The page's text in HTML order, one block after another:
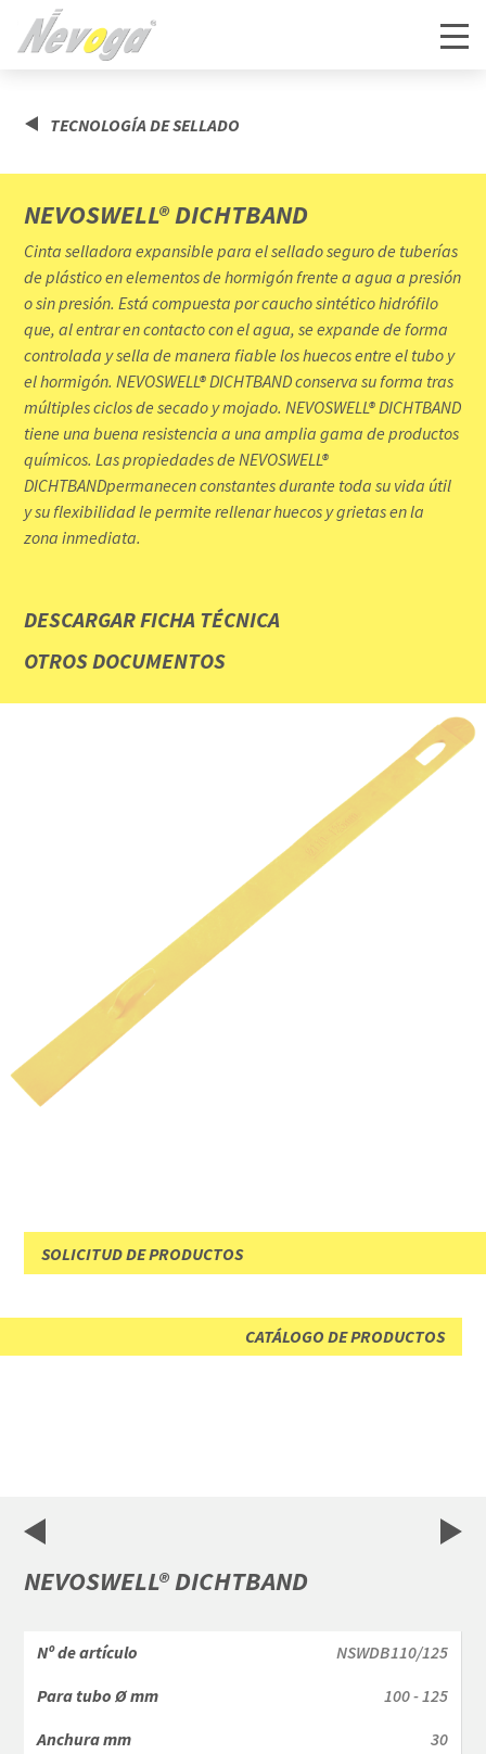
TECNOLOGÍA DE SELLADO
NEVOSWELL® DICHTBAND
Cinta selladora expansible para el sellado seguro de tuberías
de plástico en elementos de hormigón frente a agua a presión
o sin presión. Está compuesta por caucho sintético hidrófilo
que, al entrar en contacto con el agua, se expande de forma
controlada y sella de manera fiable los huecos entre el tubo y
el hormigón. NEVOSWELL® DICHTBAND conserva su forma tras
múltiples ciclos de secado y mojado. NEVOSWELL® DICHTBAND
tiene una buena resistencia a una amplia gama de productos
químicos. Las propiedades de NEVOSWELL®
DICHTBANDpermanecen constantes durante toda su vida útil
y su flexibilidad le permite rellenar huecos y grietas en la
zona inmediata.
DESCARGAR FICHA TÉCNICA
OTROS DOCUMENTOS
SOLICITUD DE PRODUCTOS
CATÁLOGO DE PRODUCTOS
NEVOSWELL® DICHTBAND
NSWDB110/125
100 - 125
30